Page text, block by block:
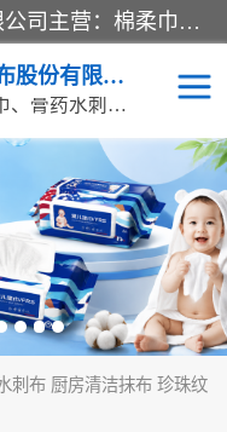
浙江富瑞森水刺无纺布股份有限公司主营：棉柔巾水刺无纺布、水刺布、水刺无纺布、膏药水刺无纺布、清洁抹布、湿巾、针刺无纺布、珍珠纹水刺无纺布、无纺布清洁抹布等产品。浙江富瑞森水刺无纺布股份有限公司积倡导由工程师全面负责生产工艺、产品质量检测的管理模式，通过ISO9001质量体系认证。
浙江富瑞森水刺无纺布股份有限公司
水刺无纺布，抹布、湿巾、膏药水刺无纺布、棉柔巾水刺无纺布、水刺布
刺布 厨房清洁抹布 珍珠纹
布贴水刺布
布清洁抹布
等功能性产品
纹水刺无纺布